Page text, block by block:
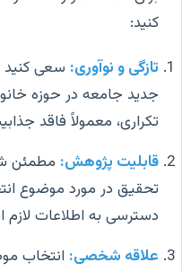
کنید:
تازگی و نوآوری: سعی
جدید جامعه در حوزه
تکراری، معمولاً فاقد
قابلیت پژوهش: مطمئن
تحقیق در مورد موضوع
دسترسی به اطلاعات لازم
علاقه شخصی: انتخاب